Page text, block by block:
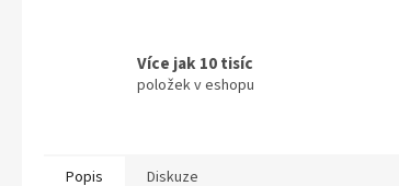
Více jak 10 tisíc
položek v eshopu
Popis Diskuze